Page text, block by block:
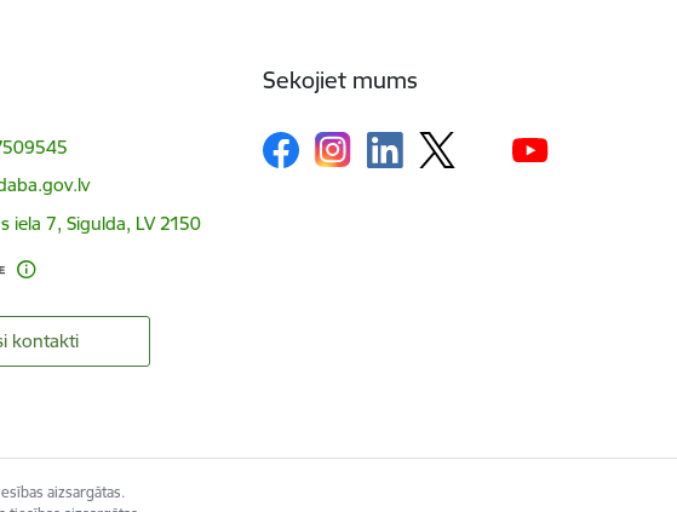
iela 7, Sigulda, LV 2150
kontakti
Sekojiet mums
aizsargātas.